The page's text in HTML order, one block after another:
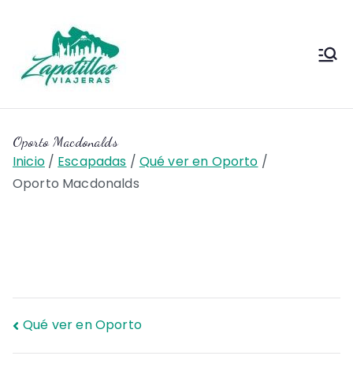
contenido
Viajeras
Oporto Macdonalds
Inicio Escapadas
Qué ver en Oporto
Oporto Macdonalds
Navegación
Qué ver en Oporto